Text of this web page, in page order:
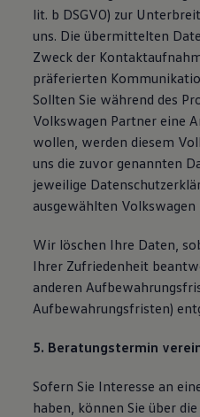
lit. b DSGVO) zur
uns. Die übermittelten
Zweck der
präferierten
Sollten Sie während des
Volkswagen Partner eine
wollen, werden diesem
uns die zuvor genannten
jeweilige
ausgewählten
Wir löschen Ihre Daten,
Ihrer Zufriedenheit
anderen
Aufbewahrungsfristen)
5. Beratungstermin
Sofern Sie Interesse an
haben, können Sie über